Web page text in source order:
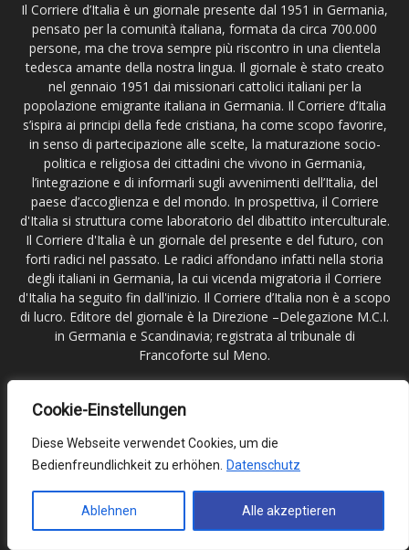
Cookie-Einstellungen
Diese Webseite verwendet Cookies, um die
Bedienfreundlichkeit zu erhöhen.
Datenschutz
Ablehnen Alle akzeptieren
Il Corriere d’Italia è un giornale presente dal 1951 in Germania,
pensato per la comunità italiana, formata da circa 700.000
persone, ma che trova sempre più riscontro in una clientela
tedesca amante della nostra lingua. Il giornale è stato creato
nel gennaio 1951 dai missionari cattolici italiani per la
popolazione emigrante italiana in Germania. Il Corriere d’Italia
s’ispira ai principi della fede cristiana, ha come scopo favorire,
in senso di partecipazione alle scelte, la maturazione socio-
politica e religiosa dei cittadini che vivono in Germania,
l’integrazione e di informarli sugli avvenimenti dell’Italia, del
paese d’accoglienza e del mondo. In prospettiva, il Corriere
d'Italia si struttura come laboratorio del dibattito interculturale.
Il Corriere d'Italia è un giornale del presente e del futuro, con
forti radici nel passato. Le radici affondano infatti nella storia
degli italiani in Germania, la cui vicenda migratoria il Corriere
d'Italia ha seguito fin dall'inizio. Il Corriere d’Italia non è a scopo
di lucro. Editore del giornale è la Direzione –Delegazione M.C.I.
in Germania e Scandinavia; registrata al tribunale di
Francoforte sul Meno.
Seguici